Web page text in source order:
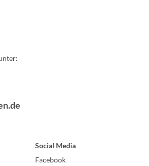
Social Media
Facebook